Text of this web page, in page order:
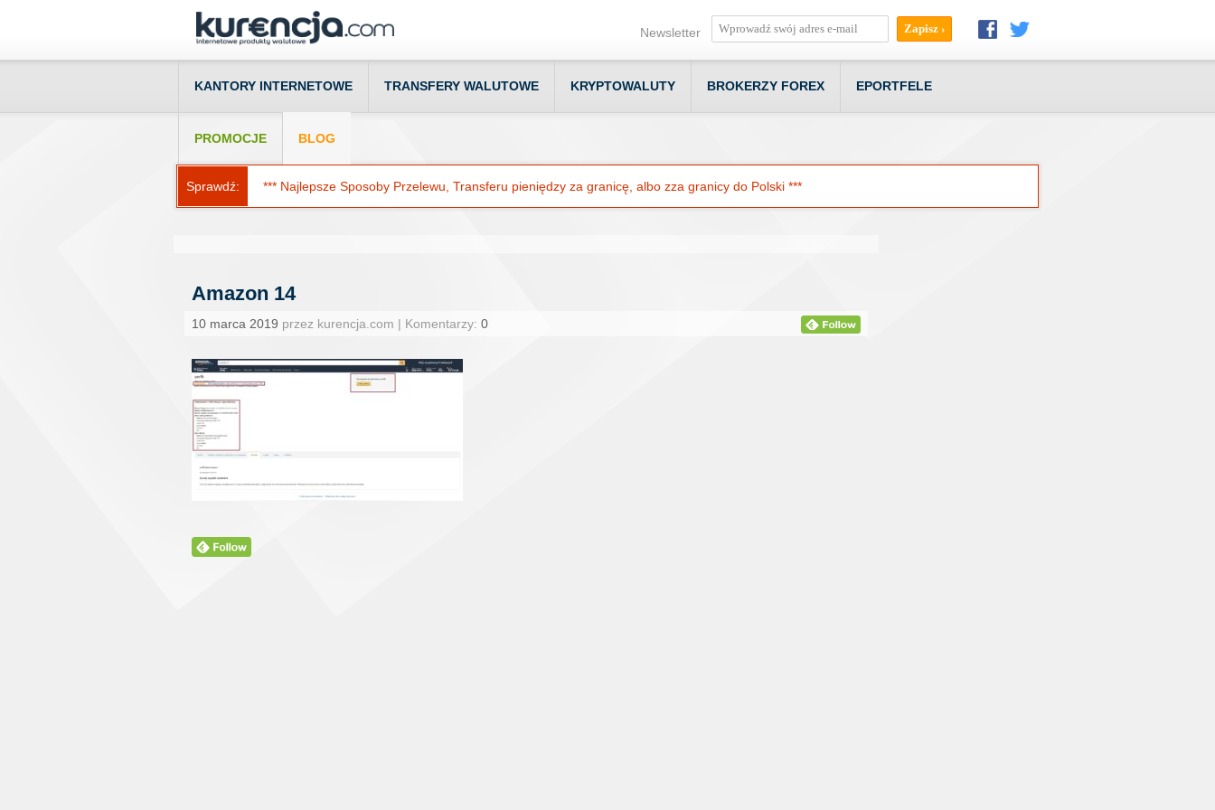
Newsletter
KANTORY INTERNETOWE TRANSFERY WALUTOWE KRYPTOWALUTY BROKERZY FOREX EPORTFELE
PROMOCJE BLOG
Sprawdź: *** Najlepsze Sposoby Przelewu, Transferu pieniędzy za granicę, albo zza granicy do Polski ***
Amazon 14
10 marca 2019 przez kurencja.com | Komentarzy: 0